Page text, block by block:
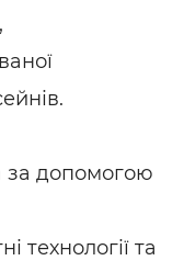
за допомогою
технології та